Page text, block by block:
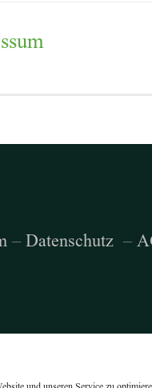
– Datenschutz –